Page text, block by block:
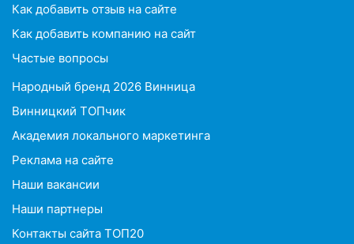
Как добавить отзыв на сайте
Как добавить компанию на сайт
Частые вопросы
Народный бренд 2026 Винница
Винницкий ТОПчик
Академия локального маркетинга
Реклама на сайте
Наши вакансии
Наши партнеры
Контакты сайта ТОП20